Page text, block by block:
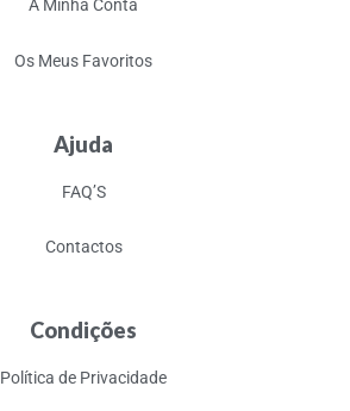
A Minha Conta
Os Meus Favoritos
Ajuda
FAQ’S
Contactos
Condições
Política de Privacidade